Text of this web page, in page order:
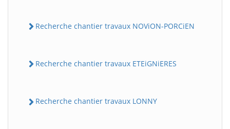
Recherche chantier travaux NOViON-PORCiEN
Recherche chantier travaux ETEiGNiERES
Recherche chantier travaux LONNY